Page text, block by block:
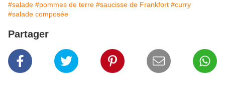
#salade #pommes de terre #saucisse de Frankfort #curry
#salade composée
Partager